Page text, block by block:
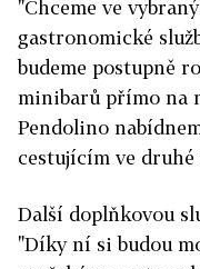
"Chceme ve
gastronomické
budeme postupně
minibarů přímo na
Pendolino
cestujícím ve druhé
Další doplňkovou
"Díky ní si budou